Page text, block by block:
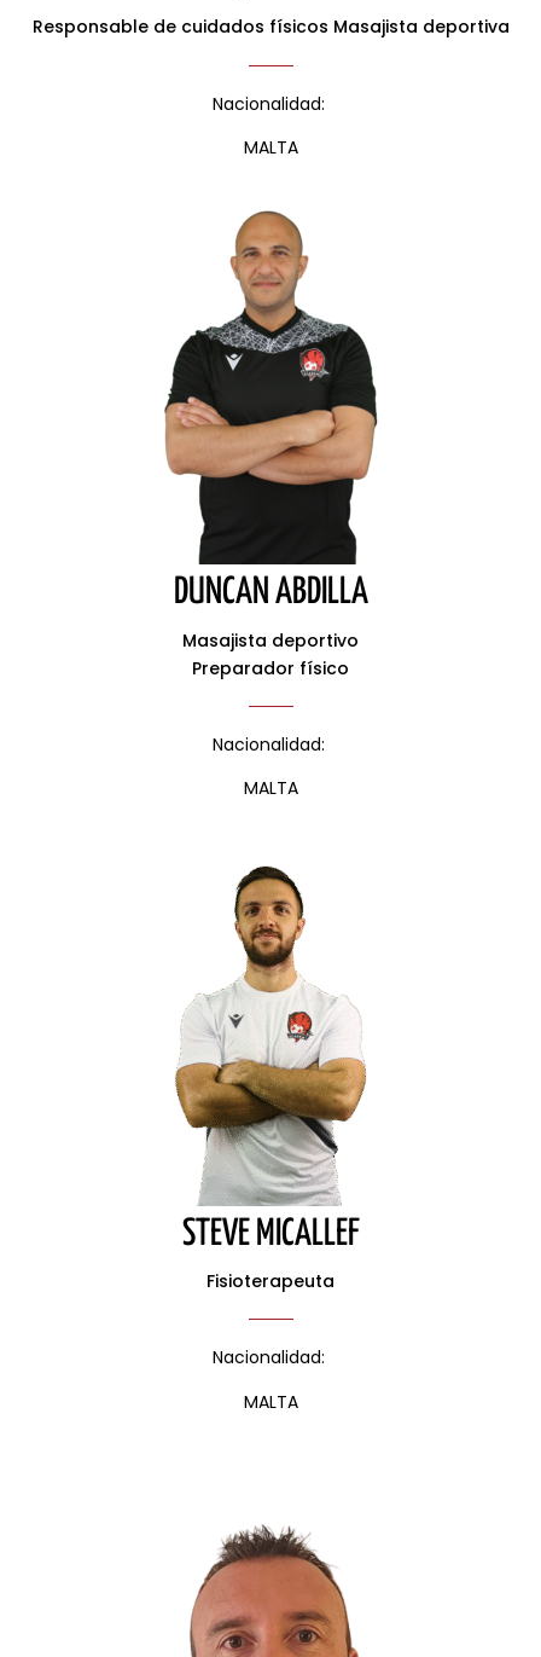
Responsable de cuidados físicos Masajista deportiva
Nacionalidad:
MALTA
DUNCAN ABDILLA
Masajista deportivo
Preparador físico
Nacionalidad:
MALTA
STEVE MICALLEF
Fisioterapeuta
Nacionalidad:
MALTA